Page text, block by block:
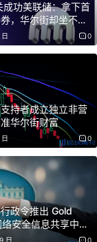
本轮并购的关键
购融资报告指
并将其重塑为
，就是典型
定币支付技术与
机：洲际交易所
资券商服务商
Keyrock。
成功美联储：拿下首
，华尔街却坐不住
0
持者成立独立非营
华尔街财富
0
政令推出 Gold
安全信息共享中
修复
日 0